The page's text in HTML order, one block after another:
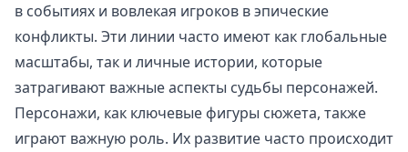
в событиях и вовлекая игроков в эпические
конфликты. Эти линии часто имеют как глобальные
масштабы, так и личные истории, которые
затрагивают важные аспекты судьбы персонажей.
Персонажи, как ключевые фигуры сюжета, также
играют важную роль. Их развитие часто происходит